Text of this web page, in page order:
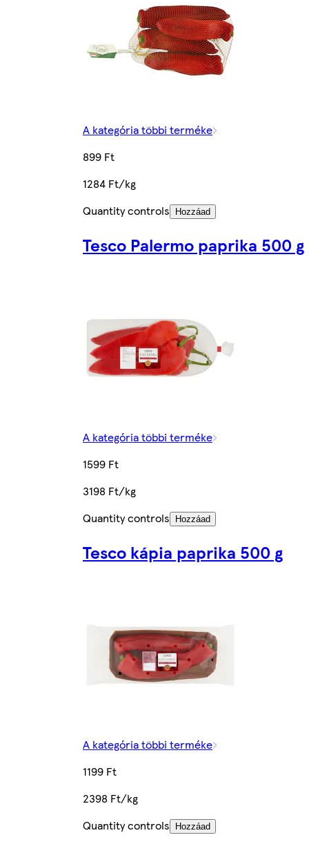
A kategória többi terméke
899 Ft
1284 Ft/kg
Quantity controls
Hozzáad
Tesco Palermo paprika 500 g
A kategória többi terméke
1599 Ft
3198 Ft/kg
Quantity controls
Hozzáad
Tesco kápia paprika 500 g
A kategória többi terméke
1199 Ft
2398 Ft/kg
Quantity controls
Hozzáad